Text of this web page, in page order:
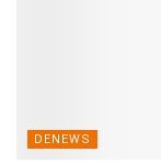
DENEWS